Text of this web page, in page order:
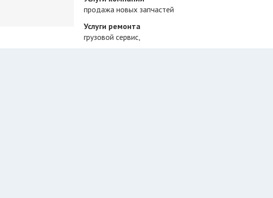
продажа новых запчастей
Услуги ремонта
грузовой сервис,